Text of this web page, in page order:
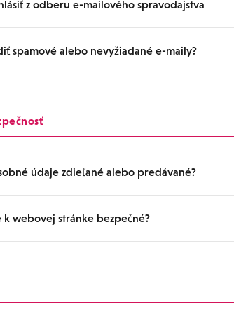
nevyrieši, kontaktujte nás prostredníctvom
e-maily, príčinou môže byť nasledujúce:
zložku.
Ak používate e-mailovú adresu
aby povolili e-maily od „@firstgravure.jp“.
Vaša schránka môže byť preplnená.
z odberu e-mailového spravodajstva
môžete zapnúť alebo vypnúť v
sa môžete aj pomocou odkazu na odhlásenie v
spamové alebo nevyžiadané e-maily?
vydania. Nikdy neposielame spam. Ak si neželáte
údaje zdieľané alebo predávané?
nikdy nepredávame ani neposkytujeme tretím
na poskytovanie našich služieb a
webovej stránke bezpečné?
bezpečnom prostredí GMO Payment Gateway,